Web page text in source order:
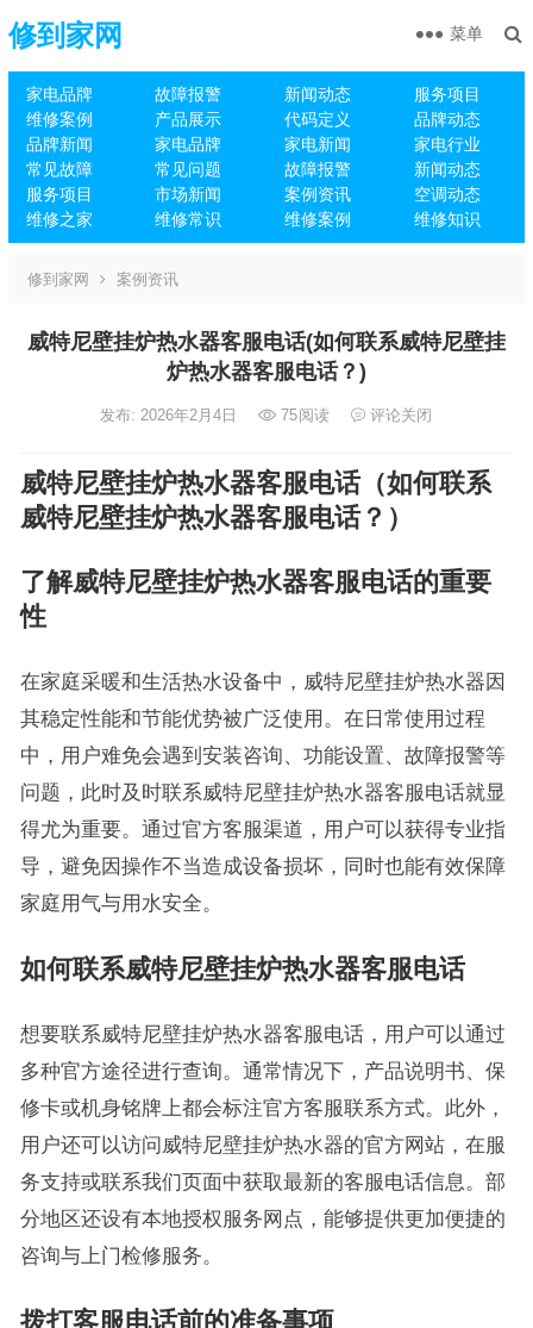
修到家网
家电品牌 故障报警 新闻动态
服务项目
维修案例
产品展示 代码定义
品牌动态
品牌新闻
家电品牌 家电新闻
家电行业
常见故障
常见问题 故障报警
新闻动态
服务项目
市场新闻 案例资讯
空调动态
维修之家
维修常识 维修案例 维修知识
菜单
修到家网 案例资讯
威特尼壁挂炉热水器客服电话(如何联系威特尼壁挂
炉热水器客服电话？)
发布: 2026年2月4日 75阅读 评论关闭
威特尼壁挂炉热水器客服电话（如何联系
威特尼壁挂炉热水器客服电话？）
了解威特尼壁挂炉热水器客服电话的重要
性
在家庭采暖和生活热水设备中，威特尼壁挂炉热水器因
其稳定性能和节能优势被广泛使用。在日常使用过程
中，用户难免会遇到安装咨询、功能设置、故障报警等
问题，此时及时联系威特尼壁挂炉热水器客服电话就显
得尤为重要。通过官方客服渠道，用户可以获得专业指
导，避免因操作不当造成设备损坏，同时也能有效保障
家庭用气与用水安全。
如何联系威特尼壁挂炉热水器客服电话
想要联系威特尼壁挂炉热水器客服电话，用户可以通过
多种官方途径进行查询。通常情况下，产品说明书、保
修卡或机身铭牌上都会标注官方客服联系方式。此外，
用户还可以访问威特尼壁挂炉热水器的官方网站，在服
务支持或联系我们页面中获取最新的客服电话信息。部
分地区还设有本地授权服务网点，能够提供更加便捷的
咨询与上门检修服务。
拨打客服电话前的准备事项